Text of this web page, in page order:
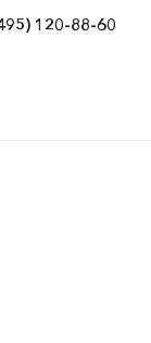
120-88-60